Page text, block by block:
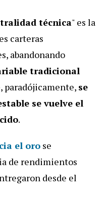
técnica" es la
carteras
abandonando
tradicional
paradójicamente, se
se vuelve el
.
el oro se
de rendimientos
desde el